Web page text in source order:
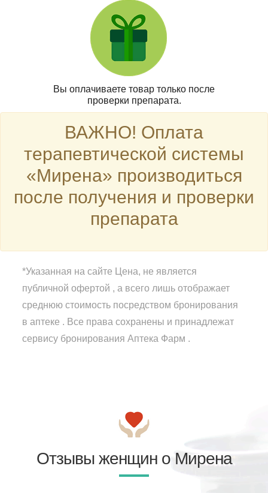
Вы оплачиваете товар только после
проверки препарата.
ВАЖНО! Оплата
терапевтической системы
«Мирена» производиться
после получения и проверки
препарата
*Указанная на сайте Цена, не является
публичной офертой , а всего лишь отображает
среднюю стоимость посредством бронирования
в аптеке . Все права сохранены и принадлежат
сервису бронирования Аптека Фарм .
Отзывы женщин о Мирена